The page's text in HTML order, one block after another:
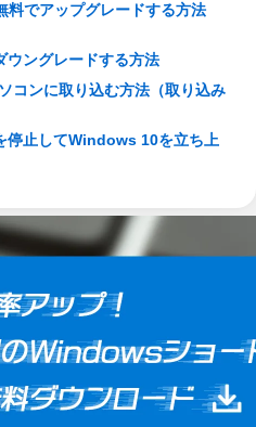
でアップグレードする方法
ングレードする方法
コンに取り込む方法（取り込み
停止してWindows 10を立ち上